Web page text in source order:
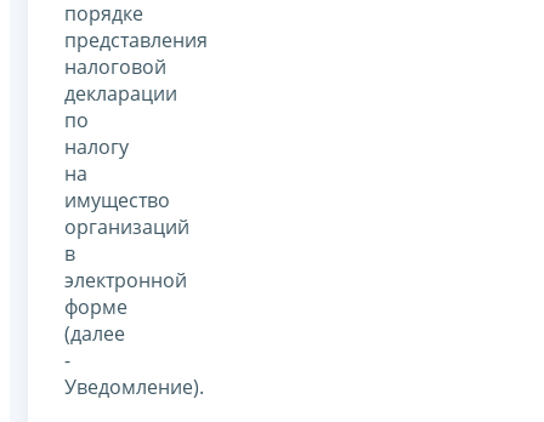
порядке
представления
налоговой
декларации
по
налогу
на
имущество
организаций
в
электронной
форме
(далее
-
Уведомление).